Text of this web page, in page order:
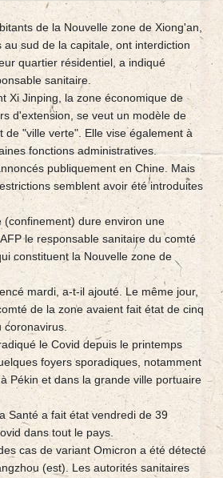
de la Nouvelle zone de Xiong'an,
sud de la capitale, ont interdiction
quartier résidentiel, a indiqué
sanitaire.
Xi Jinping, la zone économique de
d'extension, se veut un modèle de
de "ville verte". Elle vise également à
fonctions administratives.
publiquement en Chine. Mais
semblent avoir été introduites
(confinement) dure environ une
le responsable sanitaire du comté
constituent la Nouvelle zone de
mardi, a-t-il ajouté. Le même jour,
de la zone avaient fait état de cinq
le Covid depuis le printemps
foyers sporadiques, notamment
Pékin et dans la grande ville portuaire
Santé a fait état vendredi de 39
dans tout le pays.
cas de variant Omicron a été détecté
(est). Les autorités sanitaires